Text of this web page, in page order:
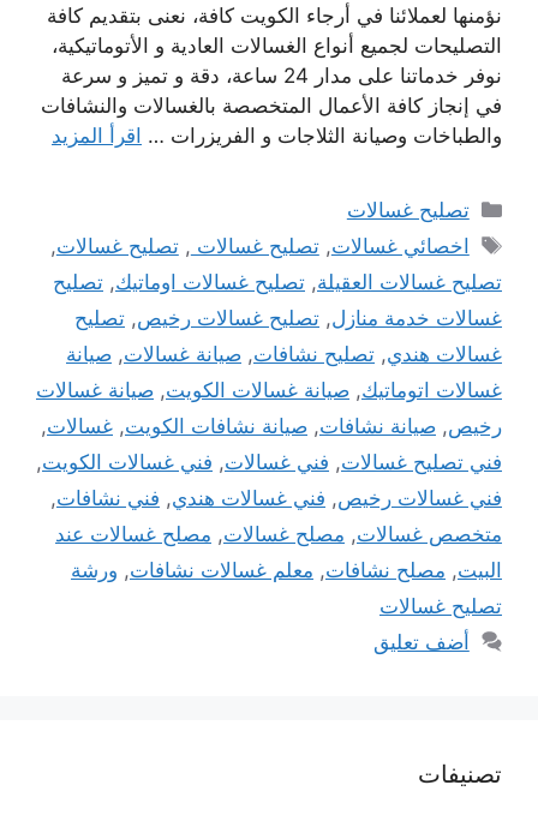
نؤمنها لعملائنا في أرجاء الكويت كافة، نعنى بتقديم كافة
التصليحات لجميع أنواع الغسالات العادية و الأتوماتيكية،
نوفر خدماتنا على مدار 24 ساعة، دقة و تميز و سرعة
في إنجاز كافة الأعمال المتخصصة بالغسالات والنشافات
والطباخات وصيانة الثلاجات و الفريزرات … اقرأ المزيد
التصنيفات
تصليح غسالات
الوسوم
اخصائي غسالات,تصليح غسالات ,تصليح غسالات,
تصليح غسالات العقيلة, تصليح غسالات اوماتيك, تصليح
غسالات خدمة منازل, تصليح غسالات رخيص, تصليح
غسالات هندي, تصليح نشافات, صيانة غسالات, صيانة
غسالات اتوماتيك, صيانة غسالات الكويت, صيانة غسالات
رخيص, صيانة نشافات, صيانة نشافات الكويت, غسالات,
فني تصليح غسالات, فني غسالات, فني غسالات الكويت,
فني غسالات رخيص, فني غسالات هندي, فني نشافات,
متخصص غسالات, مصلح غسالات, مصلح غسالات عند
البيت, مصلح نشافات, معلم غسالات نشافات, ورشة
تصليح غسالات
أضف تعليق
تصنيفات